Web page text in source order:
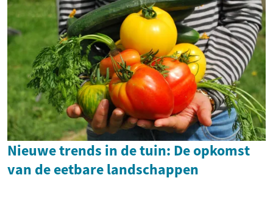
Nieuwe trends in de tuin: De opkomst
van de eetbare landschappen